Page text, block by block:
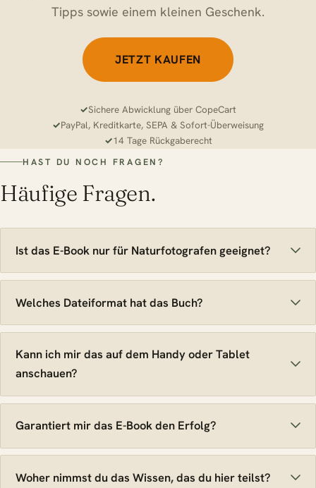
Tipps sowie einem kleinen Geschenk.
JETZT KAUFEN
Sichere Abwicklung über CopeCart
PayPal, Kreditkarte, SEPA & Sofort-Überweisung
14 Tage Rückgaberecht
HAST DU NOCH FRAGEN?
Häufige Fragen.
Ist das E-Book nur für Naturfotografen geeignet?
Welches Dateiformat hat das Buch?
Kann ich mir das auf dem Handy oder Tablet
anschauen?
Garantiert mir das E-Book den Erfolg?
Woher nimmst du das Wissen, das du hier teilst?